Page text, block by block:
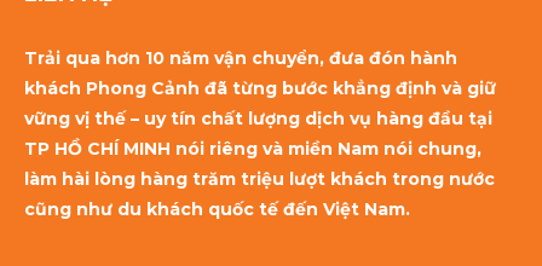
Trải qua hơn 10 năm vận chuyển, đưa đón hành
khách Phong Cảnh đã từng bước khẳng định và giữ
vững vị thế – uy tín chất lượng dịch vụ hàng đầu tại
TP HỒ CHÍ MINH nói riêng và miền Nam nói chung,
làm hài lòng hàng trăm triệu lượt khách trong nước
cũng như du khách quốc tế đến Việt Nam.